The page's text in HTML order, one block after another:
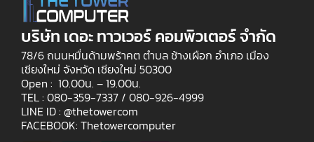
บริษัท เดอะ ทาวเวอร์ คอมพิวเตอร์ จำกัด
78/6 ถนนหมื่นด้ามพร้าคต ตำบล ช้างเผือก อำเภอ เมือง
เชียงใหม่ จังหวัด เชียงใหม่ 50300
Open : 10.00น. – 19.00น.
TEL : 080-359-7337 / 080-926-4999
LINE ID : @thetowercom
FACEBOOK: Thetowercomputer